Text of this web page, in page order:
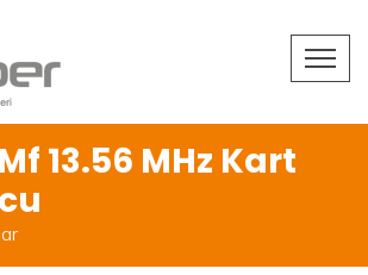
13.56 MHz Kart